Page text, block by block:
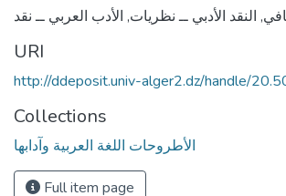
, النقد الأدبي ــ نظريات, الأدب العربي ــ نقد
URI
http://ddeposit.univ-alger2.dz/handle/
Collections
الأطروحات اللغة العربية وآدابها
Full item page